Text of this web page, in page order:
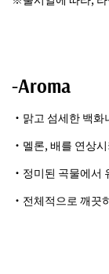
-Aroma
・맑고 섬세한 백
・멜론, 배를 연상
・정미된 곡물에서
・전체적으로 깨끗